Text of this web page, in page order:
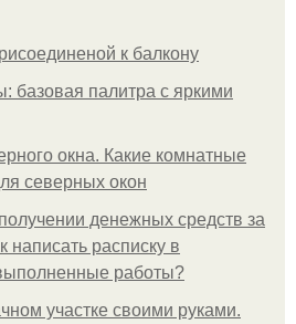
к балкону
базовая палитра с яркими
окна. Какие комнатные
северных окон
денежных средств за
написать расписку в
работы?
участке своими руками.